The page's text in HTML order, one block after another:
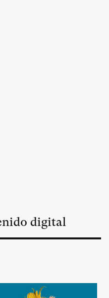
digital